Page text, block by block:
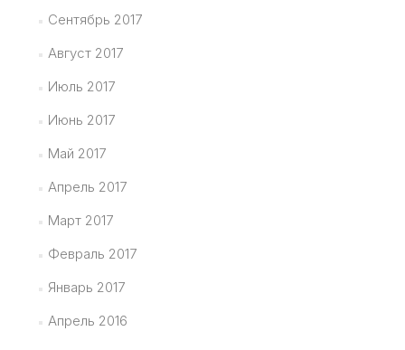
Сентябрь 2017
Август 2017
Июль 2017
Июнь 2017
Май 2017
Апрель 2017
Март 2017
Февраль 2017
Январь 2017
Апрель 2016